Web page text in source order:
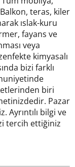
teras, kiler
ıslak-kuru
fayans ve
veya
kimyasalı
bizi farklı
biri
Pazar
Ayrıntılı bilgi ve
tercih ettiğiniz